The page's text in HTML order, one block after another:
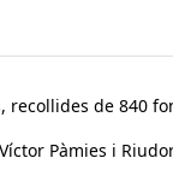
de 840
Pàmies i